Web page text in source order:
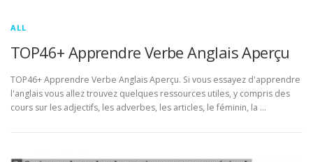
ALL
TOP46+ Apprendre Verbe Anglais Aperçu
TOP46+ Apprendre Verbe Anglais Aperçu. Si vous essayez d'apprendre
l'anglais vous allez trouvez quelques ressources utiles, y compris des
cours sur les adjectifs, les adverbes, les articles, le féminin, la …